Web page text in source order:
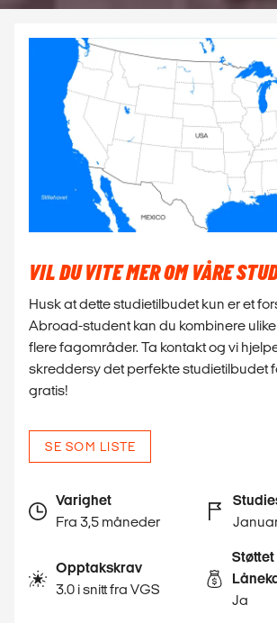
VIL DU VITE MER OM VÅRE
Husk at dette studietilbudet kun er et
Abroad-student kan du kombinere
flere fagområder. Ta kontakt og vi
skreddersy det perfekte studietilbudet
gratis!
SE SOM LISTE
Varighet
Fra 3,5 måneder
Opptakskrav
3.0 i snitt fra VGS
Støttet
Ja